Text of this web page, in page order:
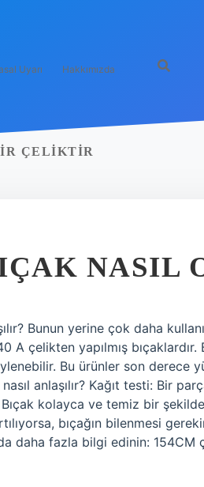
Uyarı Hakkımızda
ÇELIKTIR
NASIL
Bunun yerine çok daha
A çelikten yapılmış
Bu ürünler son derece
anlaşılır? Kağıt testi: Bir
kolayca ve temiz bir
bıçağın bilenmesi
daha fazla bilgi edinin: